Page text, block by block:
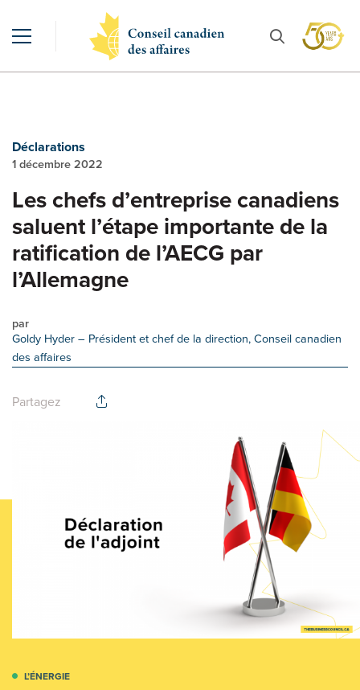
Déclarations
1 décembre 2022
Les chefs d’entreprise canadiens
saluent l’étape importante de la
ratification de l’AECG par
l’Allemagne
par
Goldy Hyder– Président et chef de la direction, Conseil canadien
des affaires
Partagez
L’ÉNERGIE